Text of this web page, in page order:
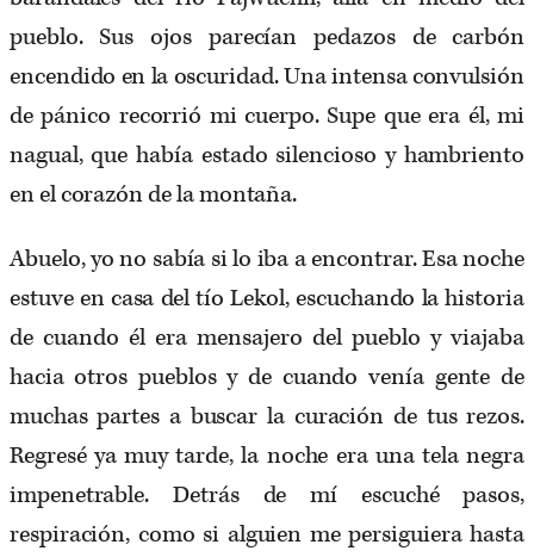
pueblo. Sus ojos parecían pedazos de carbón
encendido en la oscuridad. Una intensa convulsión
de pánico recorrió mi cuerpo. Supe que era él, mi
nagual, que había estado silencioso y hambriento
en el corazón de la montaña.
Abuelo, yo no sabía si lo iba a encontrar. Esa noche
estuve en casa del tío Lekol, escuchando la historia
de cuando él era mensajero del pueblo y viajaba
hacia otros pueblos y de cuando venía gente de
muchas partes a buscar la curación de tus rezos.
Regresé ya muy tarde, la noche era una tela negra
impenetrable. Detrás de mí escuché pasos,
respiración, como si alguien me persiguiera hasta